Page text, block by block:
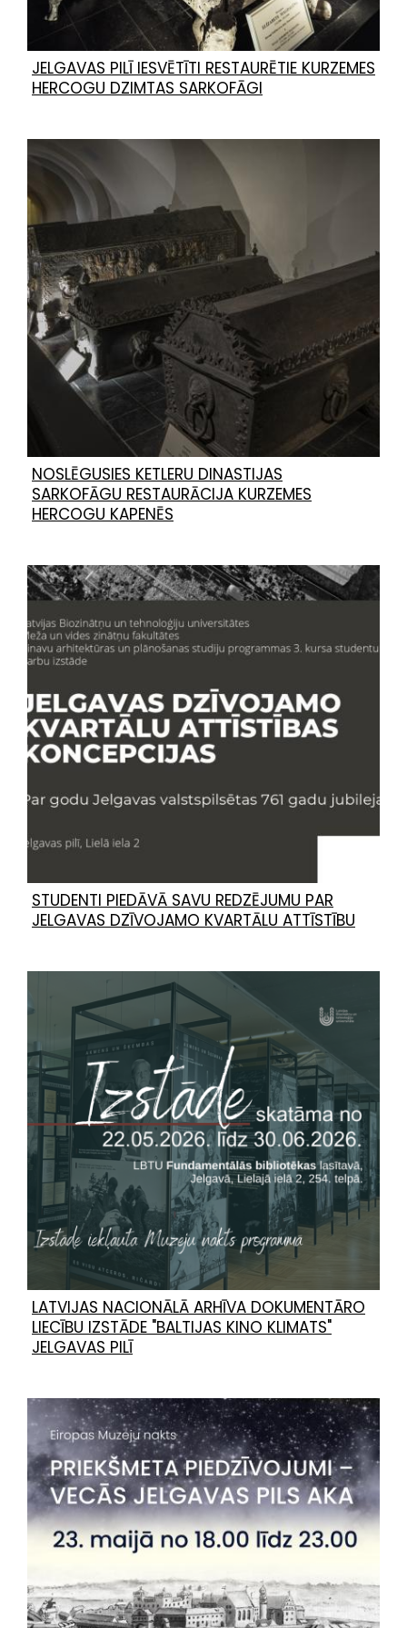
JELGAVAS PILĪ IESVĒTĪTI RESTAURĒTIE KURZEMES
HERCOGU DZIMTAS SARKOFĀGI
NOSLĒGUSIES KETLERU DINASTIJAS
SARKOFĀGU RESTAURĀCIJA KURZEMES
HERCOGU KAPENĒS
STUDENTI PIEDĀVĀ SAVU REDZĒJUMU PAR
JELGAVAS DZĪVOJAMO KVARTĀLU ATTĪSTĪBU
LATVIJAS NACIONĀLĀ ARHĪVA DOKUMENTĀRO
LIECĪBU IZSTĀDE "BALTIJAS KINO KLIMATS"
JELGAVAS PILĪ